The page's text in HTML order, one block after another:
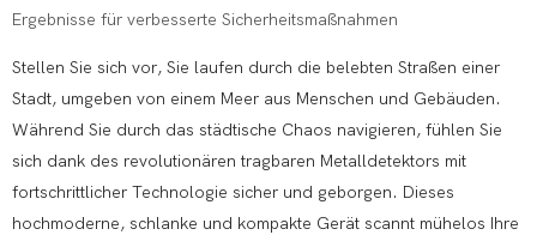
Ergebnisse für verbesserte Sicherheitsmaßnahmen
Stellen Sie sich vor, Sie laufen durch die belebten Straßen einer
Stadt, umgeben von einem Meer aus Menschen und Gebäuden.
Während Sie durch das städtische Chaos navigieren, fühlen Sie
sich dank des revolutionären tragbaren Metalldetektors mit
fortschrittlicher Technologie sicher und geborgen. Dieses
hochmoderne, schlanke und kompakte Gerät scannt mühelos Ihre